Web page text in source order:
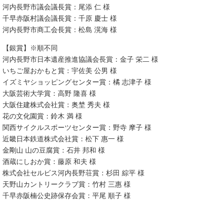
河内長野市議会議長賞：尾添 仁 様
千早赤阪村議会議長賞：千原 慶士 様
河内長野市商工会長賞：松島 滉海 様
【銀賞】※順不同
河内長野市日本遺産推進協議会長賞：金子 栄二 様
いちご屋おかもと賞：宇佐美 公男 様
イズミヤショッピングセンター賞：橘 志津子 様
大阪芸術大学賞：高野 隆喜 様
大阪住建株式会社賞：奥埜 秀夫 様
花の文化園賞：鈴木 満 様
関西サイクルスポーツセンター賞：野寺 摩子 様
近畿日本鉄道株式会社賞：松下 惠一 様
金剛山 山の豆腐賞：石井 邦和 様
酒蔵にしおか賞：藤原 和夫 様
株式会社セルビス河内長野荘賞：杉田 綜平 様
天野山カントリークラブ賞：竹村 三惠 様
千早赤阪楠公史跡保存会賞：平尾 順子 様